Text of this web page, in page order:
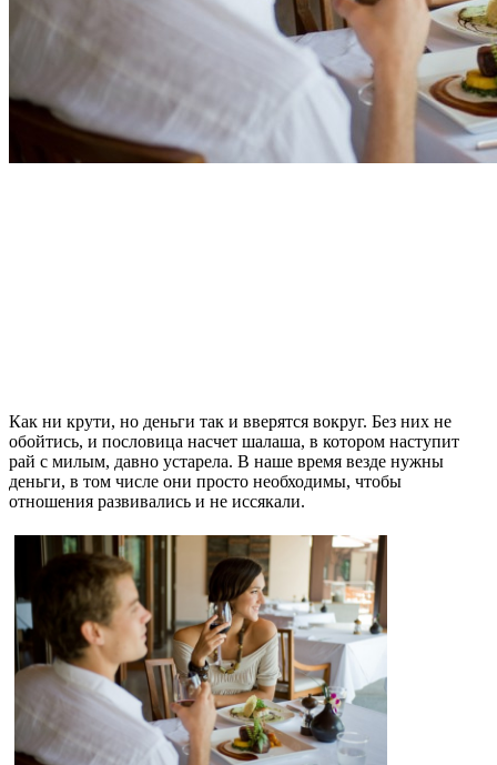
Как ни крути, но деньги так и вверятся вокруг. Без них не
обойтись, и пословица насчет шалаша, в котором наступит
рай с милым, давно устарела. В наше время везде нужны
деньги, в том числе они просто необходимы, чтобы
отношения развивались и не иссякали.